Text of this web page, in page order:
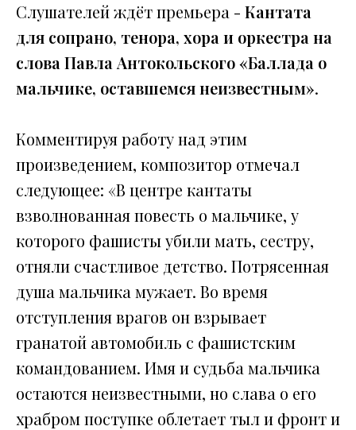
Слушателей ждёт премьера - Кантата
для сопрано, тенора, хора и оркестра на
слова Павла Антокольского «Баллада о
мальчике, оставшемся неизвестным».
Комментируя работу над этим
произведением, композитор отмечал
следующее: «В центре кантаты
взволнованная повесть о мальчике, у
которого фашисты убили мать, сестру,
отняли счастливое детство. Потрясенная
душа мальчика мужает. Во время
отступления врагов он взрывает
гранатой автомобиль с фашистским
командованием. Имя и судьба мальчика
остаются неизвестными, но слава о его
храбром поступке облетает тыл и фронт и